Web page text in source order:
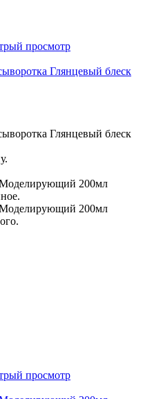
просмотр
Глянцевый блеск
Глянцевый блеск
200мл
200мл
просмотр